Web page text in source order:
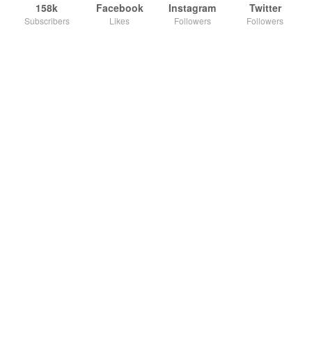
158k
Subscribers
Facebook
Likes
Instagram
Followers
Twitter
Followers